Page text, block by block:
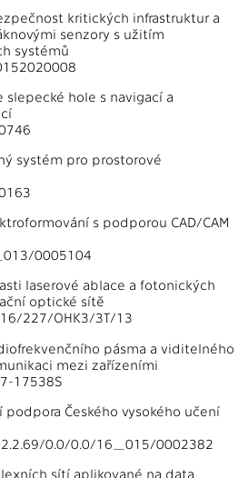
kritických infrastruktur a
senzory s užitím
systémů
slepecké hole s navigací a
systém pro prostorové
s podporou CAD/CAM
0005104
laserové ablace a fotonických
optické sítě
227/OHK3/3T/13
pásma a viditelného
mezi zařízeními
17538S
podpora Českého vysokého učení
0.0/0.0/16_015/0002382
sítí aplikované na data